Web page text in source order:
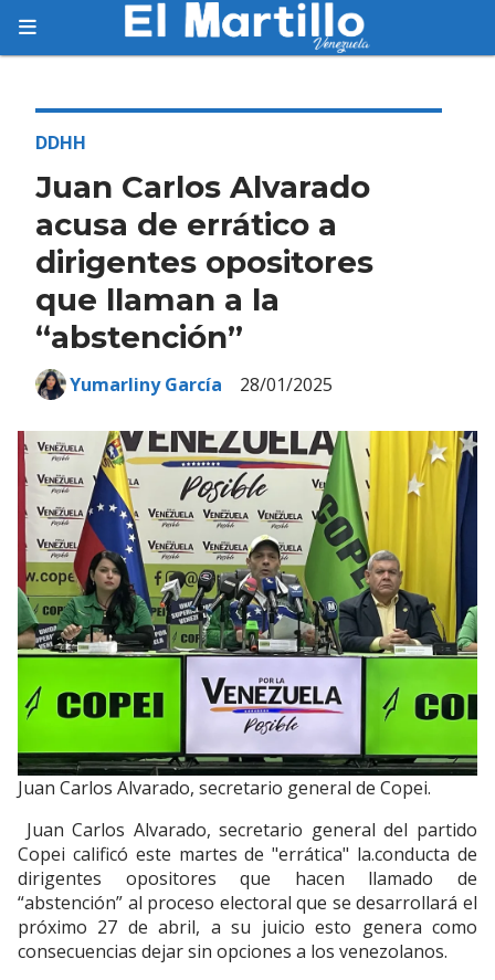
Juan Carlos Alvarado
acusa de errático a
dirigentes opositores
que llaman a la
“abstención”
DDHH
28/01/2025
Yumarliny García
Juan Carlos Alvarado, secretario general de Copei.
Juan Carlos Alvarado, secretario general del partido
Copei calificó este martes de "errática" la.conducta de
dirigentes opositores que hacen llamado de
“abstención” al proceso electoral que se desarrollará el
próximo 27 de abril, a su juicio esto genera como
consecuencias dejar sin opciones a los venezolanos.
Suscríbete
Suscríbete a nuestro servicio gratuito de
información diaria en tu email.
Suscribirme